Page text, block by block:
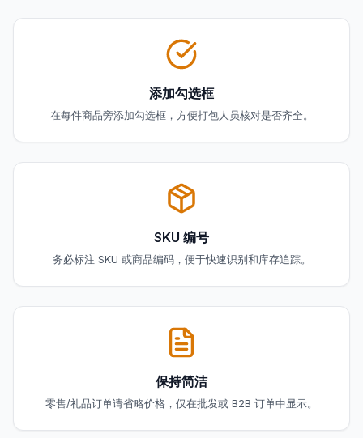
添加勾选框
在每件商品旁添加勾选框，方便打包人员核对是否齐全。
SKU 编号
务必标注 SKU 或商品编码，便于快速识别和库存追踪。
保持简洁
零售/礼品订单请省略价格，仅在批发或 B2B 订单中显示。